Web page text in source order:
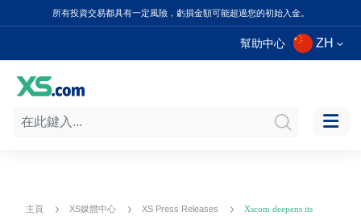
所有投資交易都具有一定風險，虧損金額可能超過您的初始入金。
幫助中心 ZH
主頁 XS媒體中心 XS Press Releases
Xscom deepens its